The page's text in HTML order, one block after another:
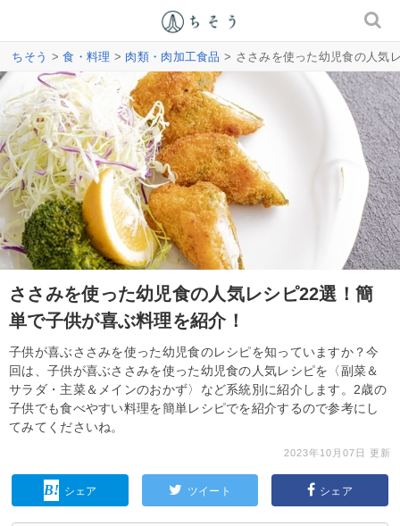
ちそう >食・料理 > 肉類・肉加工食品 > ささみを使った幼児食の人気
ささみを使った幼児食の人気レシピ22選！簡
単で子供が喜ぶ料理を紹介！
子供が喜ぶささみを使った幼児食のレシピを知っていますか？今
回は、子供が喜ぶささみを使った幼児食の人気レシピを〈副菜＆
サラダ・主菜＆メインのおかず〉など系統別に紹介します。2歳の
子供でも食べやすい料理を簡単レシピでを紹介するので参考にし
てみてくださいね。
2023年10月07日 更新
シェア ツイート シェア